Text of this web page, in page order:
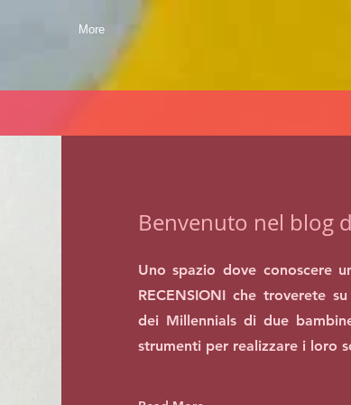
More
Benvenuto nel blog
Uno spazio dove conoscere
RECENSIONI che troverete
dei Millennials di due
strumenti per realizzare i loro